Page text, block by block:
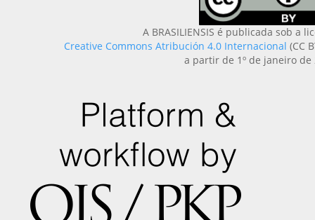
A BRASILIENSIS é publicada sob a
Creative Commons Atribución 4.0 Internacional (CC
a partir de 1º de janeiro de